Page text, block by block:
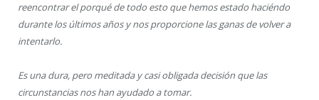
reencontrar el porqué de todo esto que hemos estado haciéndo
durante los últimos años y nos proporcione las ganas de volver a
intentarlo.
Es una dura, pero meditada y casi obligada decisión que las
circunstancias nos han ayudado a tomar.